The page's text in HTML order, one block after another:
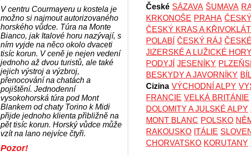
V centru Courmayeru u kostela je
možno si najmout autorizovaného
horského vůdce. Túra na Monte
Bianco, jak Italové horu nazývají, s
ním vyjde na něco okolo dvaceti
tisíc korun. V ceně je nejen vedení
jednoho až dvou turistů, ale také
jejich výstroj a výzbroj,
přenocování na chatách a
pojištění. Jednodenní
vysokohorská túra pod Mont
Blankem od chaty Torino k Midi
přijde jednoho klienta přibližně na
pět tisíc korun. Horský vůdce může
vzít na lano nejvíce čtyři.
Pozor!
České SÁZAVA ŠUMAVA
KRKONOŠE PRAHA
ČESKÝ KRAS A
POLABÍ
ČESKÝ RÁJ
JIZERSKÉ A LUŽICKÉ HORY
PODYJÍ
JESENÍKY
BESKYDY A JAVORNÍKY
Cizina VÝCHODNÍ ALPY
FRANCIE VELKÁ BRITÁNIE
DOLOMITY A JULSKÉ ALPY
MONT BLANC POLSKO
RAKOUSKO ITÁLIE
CHORVATSKO KORUTANY